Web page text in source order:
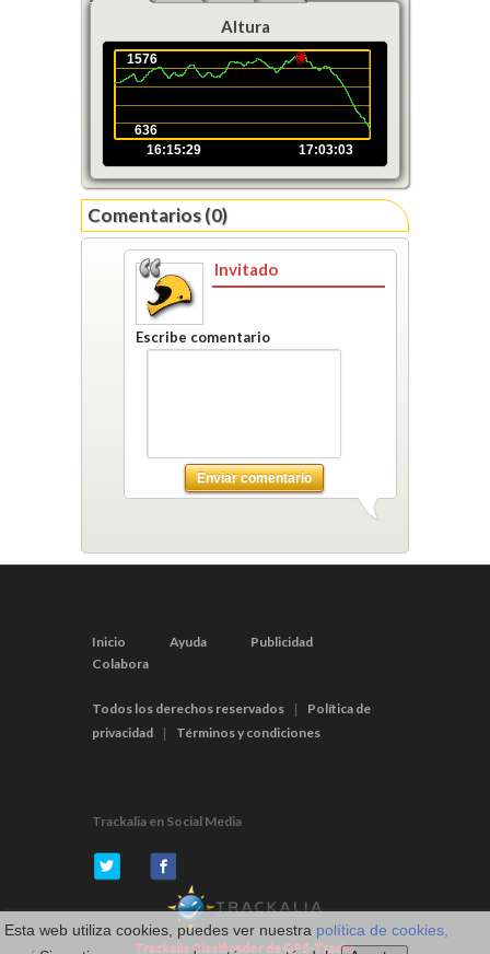
Esta web utiliza cookies, puedes ver nuestra política de cookies,
Altura
1576
636
16:15:29
17:03:03
Comentarios (0)
Invitado
Escribe comentario
Enviar comentario
Inicio Ayuda
Publicidad
Colabora
Todos los derechos reservados
Política de
privacidad
Términos y condiciones
Trackalia en Social Media
Trackalia Clasificador de GPS-Tracks